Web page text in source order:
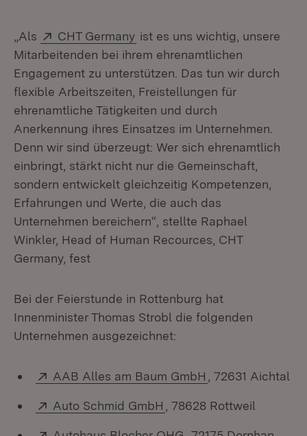
„Als Extern:
CHT Germany (Öffnet in neuem Fenster)
ist es uns wichtig, unsere
Mitarbeitenden bei ihrem ehrenamtlichen
Engagement zu unterstützen. Das tun wir durch
flexible Arbeitszeiten, Freistellungen für
ehrenamtliche Tätigkeiten und durch
Anerkennung ihres Einsatzes im Unternehmen.
Denn wir sind überzeugt: Wer sich ehrenamtlich
einbringt, stärkt nicht nur die Gemeinschaft,
sondern entwickelt gleichzeitig Kompetenzen,
Erfahrungen und Werte, die auch das
Unternehmen bereichern“, stellte Raphael
Winkler, Head of Human Recources, CHT
Germany, fest
Bei der Feierstunde in Rottenburg hat
Innenminister Thomas Strobl die folgenden
Unternehmen ausgezeichnet:
Extern:
AAB Alles am Baum GmbH (Öffnet in neuem
, 72631 Aichtal
Extern:
Auto Schmid GmbH (Öffnet in neuem
, 78628 Rottweil
Extern:
(Öffnet in neuem